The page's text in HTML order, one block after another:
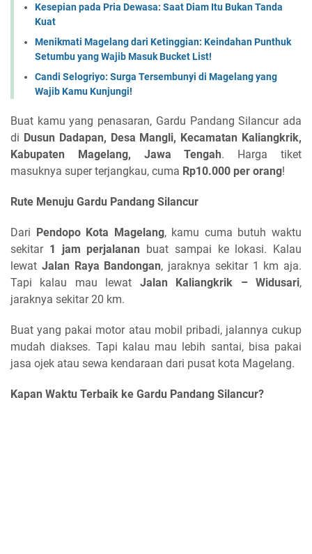
Kesepian pada Pria Dewasa: Saat Diam Itu Bukan Tanda
Kuat
Menikmati Magelang dari Ketinggian: Keindahan Punthuk
Setumbu yang Wajib Masuk Bucket List!
Candi Selogriyo: Surga Tersembunyi di Magelang yang
Wajib Kamu Kunjungi!
Buat kamu yang penasaran, Gardu Pandang Silancur ada
di Dusun Dadapan, Desa Mangli, Kecamatan Kaliangkrik,
Kabupaten Magelang, Jawa Tengah. Harga tiket
masuknya super terjangkau, cuma Rp10.000 per orang!
Rute Menuju Gardu Pandang Silancur
Dari Pendopo Kota Magelang, kamu cuma butuh waktu
sekitar 1 jam perjalanan buat sampai ke lokasi. Kalau
lewat Jalan Raya Bandongan, jaraknya sekitar 1 km aja.
Tapi kalau mau lewat Jalan Kaliangkrik – Widusari,
jaraknya sekitar 20 km.
Buat yang pakai motor atau mobil pribadi, jalannya cukup
mudah diakses. Tapi kalau mau lebih santai, bisa pakai
jasa ojek atau sewa kendaraan dari pusat kota Magelang.
Kapan Waktu Terbaik ke Gardu Pandang Silancur?